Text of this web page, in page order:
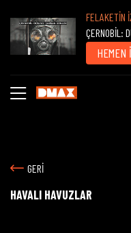
FELAKETİN
ÇERNOBİL:
HEMEN
GERİ
HAVALI HAVUZLAR